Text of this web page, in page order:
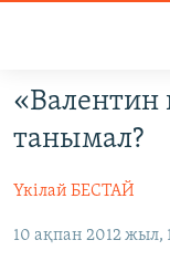
Skip
main
Skip
to
AZATTYQTV
ҚАҢТАР
«Валентин
танымал?
Үкілай БЕСТАЙ
10 ақпан 2012 жыл,